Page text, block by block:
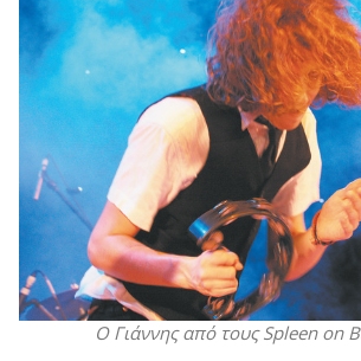
Ο Γιάννης από τους Spleen on